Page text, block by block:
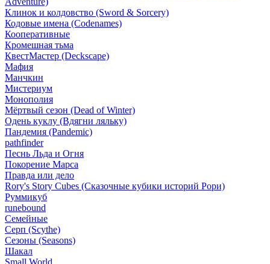
Клинок и колдовство (Sword & Sorcery)
Кодовые имена (Codenames)
Кооперативные
Кромешная тьма
КвестМастер (Deckscape)
Мафия
Манчкин
Мистериум
Монополия
Мёртвый сезон (Dead of Winter)
Одень куклу (Вдягни ляльку)
Пандемия (Pandemic)
pathfinder
Песнь Льда и Огня
Покорение Марса
Правда или дело
Rory's Story Cubes (Сказочные кубики историй Рори)
Руммикуб
runebound
Семейные
Серп (Scythe)
Сезоны (Seasons)
Шакал
Small World